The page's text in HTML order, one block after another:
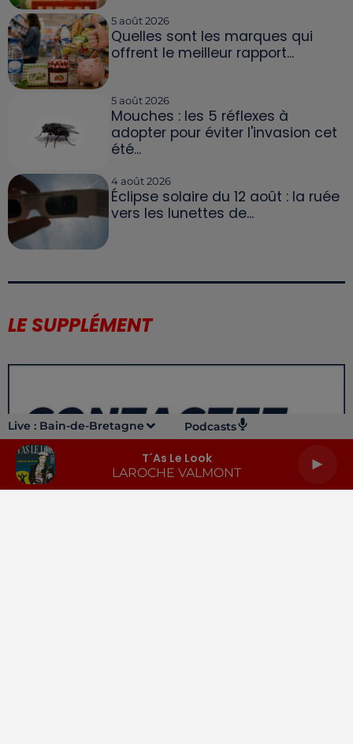
Live : Bain-de-Bretagne Podcasts
T´as Le Look
LAROCHE VALMONT
5 août 2026
Quelles sont les marques qui
offrent le meilleur rapport...
5 août 2026
Mouches : les 5 réflexes à
adopter pour éviter l'invasion cet
été...
4 août 2026
Éclipse solaire du 12 août : la ruée
vers les lunettes de...
LE SUPPLÉMENT